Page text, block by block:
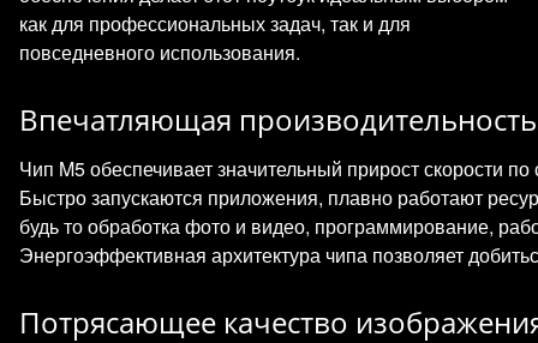
как для профессиональных задач, так и для
повседневного использования.
Впечатляющая производительность
Чип M5 обеспечивает значительный прирост скорости
Быстро запускаются приложения, плавно работают
будь то обработка фото и видео, программирование,
Энергоэффективная архитектура чипа позволяет
Потрясающее качество